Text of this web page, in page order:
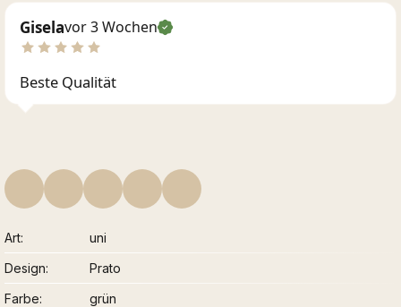
Giselavor 3 Wochen
Beste Qualität
Art
uni
Design
Prato
Farbe
grün